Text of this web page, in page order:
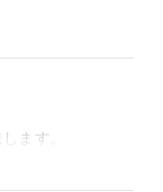
ます。